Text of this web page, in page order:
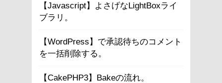
【Javascript】よさげなLightBoxライ
ブラリ。
【WordPress】で承認待ちのコメント
を一括削除する。
【CakePHP3】Bakeの流れ。